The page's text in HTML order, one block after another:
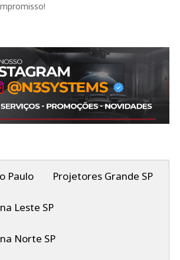
Paulo Projetores Grande SP
Leste SP
Norte SP